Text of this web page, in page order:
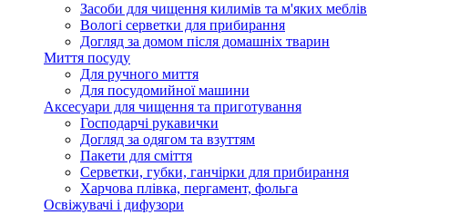
Засоби для чищення килимів та м'яких меблів
Вологі серветки для прибирання
Догляд за домом після домашніх тварин
Миття посуду
Для ручного миття
Для посудомийної машини
Аксесуари для чищення та приготування
Господарчі рукавички
Догляд за одягом та взуттям
Пакети для сміття
Серветки, губки, ганчірки для прибирання
Харчова плівка, пергамент, фольга
Освіжувачі і дифузори